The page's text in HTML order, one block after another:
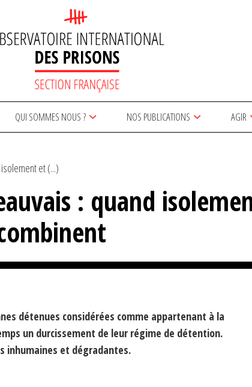
QUI SOMMES NOUS ? NOS PUBLICATIONS AGIR
et (...)
: quand
détenues considérées comme appartenant à la
un durcissement de leur régime de détention.
inhumaines et dégradantes.